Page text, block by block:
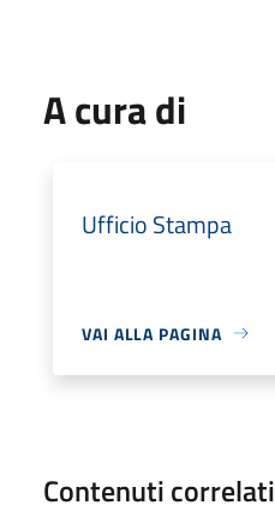
A cura di
Ufficio Stampa
VAI ALLA PAGINA
Contenuti correlati